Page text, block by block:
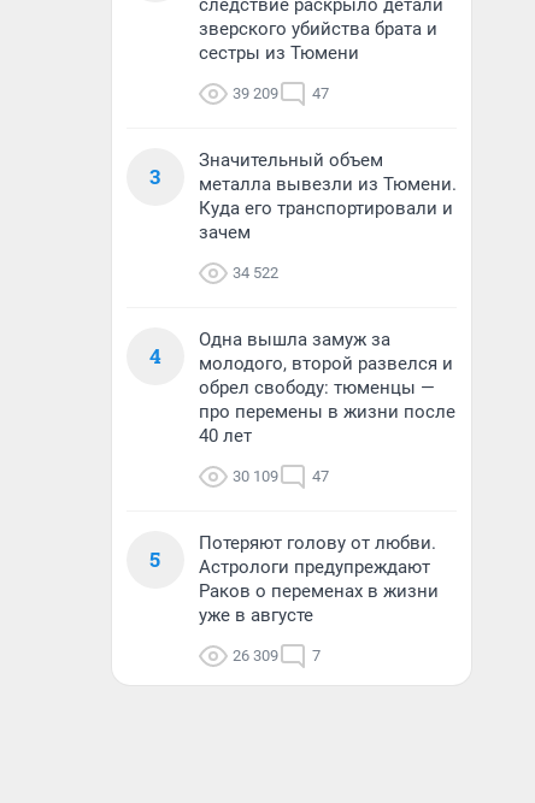
следствие раскрыло детали
зверского убийства брата и
сестры из Тюмени
39 209 47
3
Значительный объем
металла вывезли из Тюмени.
Куда его транспортировали и
зачем
34 522
4
Одна вышла замуж за
молодого, второй развелся и
обрел свободу: тюменцы —
про перемены в жизни после
40 лет
30 109 47
5
Потеряют голову от любви.
Астрологи предупреждают
Раков о переменах в жизни
уже в августе
26 309 7